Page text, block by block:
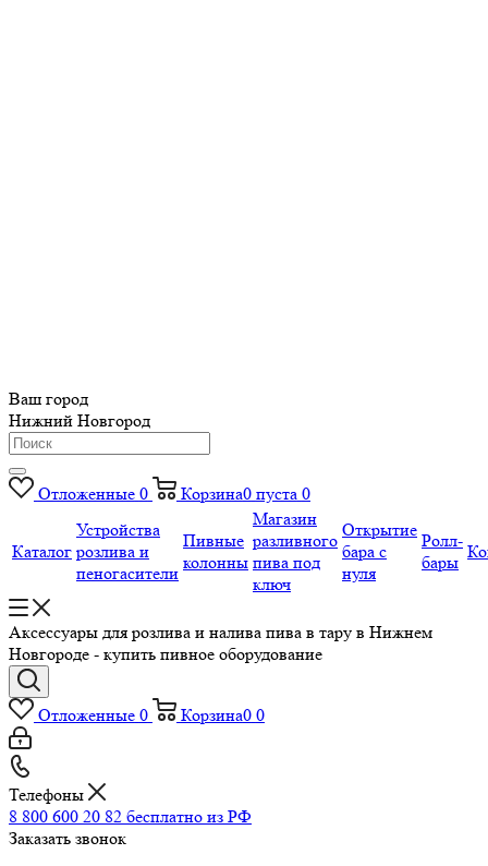
Ваш город
Нижний Новгород
Отложенные 0 Корзина0 пуста 0
Каталог
Устройства
розлива и
пеногасители
Пивные
колонны
Магазин
разливного
пива под
ключ
Открытие
бара с
нуля
Ролл-
бары
Аксессуары для розлива и налива пива в тару в Нижнем
Новгороде - купить пивное оборудование
Отложенные 0 Корзина0 0
Телефоны
8 800 600 20 82 бесплатно из РФ
Заказать звонок